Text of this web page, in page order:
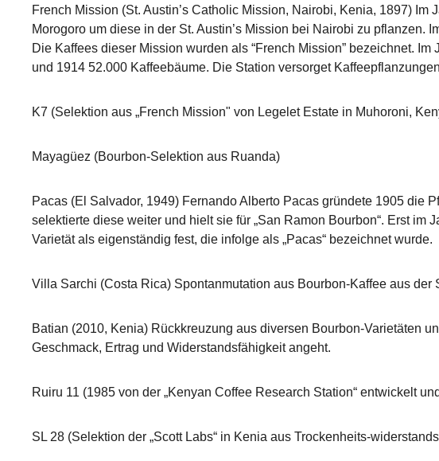
French Mission (St. Austin’s Catholic Mission, Nairobi, Kenia, 1897)
Morogoro um diese in der St. Austin’s Mission bei Nairobi zu
Die Kaffees dieser Mission wurden als “French Mission” bezeichnet.
und 1914 52.000 Kaffeebäume. Die Station versorget
K7 (Selektion aus „French Mission" von Legelet Estate in Muhoroni,
Mayagüez (Bourbon-Selektion aus Ruanda)
Pacas (El Salvador, 1949) Fernando Alberto Pacas gründete 1905 die
selektierte diese weiter und hielt sie für „San Ramon Bourbon“. Erst
Varietät als eigenständig fest, die infolge als „Pacas“ bezeichnet wurde.
Villa Sarchi (Costa Rica) Spontanmutation aus Bourbon-Kaffee aus der
Batian (2010, Kenia) Rückkreuzung aus diversen Bourbon-Varietäten
Geschmack, Ertrag und Widerstandsfähigkeit angeht.
Ruiru 11 (1985 von der „Kenyan Coffee Research Station“ entwickelt
SL 28 (Selektion der „Scott Labs“ in Kenia aus Trockenheits-